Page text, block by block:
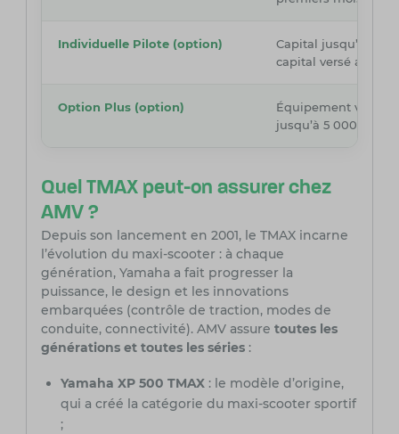
Individuelle Pilote (option)
Capital jusqu’à 800
capital versé aux
Option Plus (option)
Équipement
jusqu’à 5 000 €,
Quel TMAX peut-on assurer chez
AMV ?
Depuis son lancement en 2001, le TMAX incarne
l’évolution du maxi-scooter : à chaque
génération, Yamaha a fait progresser la
puissance, le design et les innovations
embarquées (contrôle de traction, modes de
conduite, connectivité). AMV assure toutes les
générations et toutes les séries:
Yamaha XP 500 TMAX: le modèle d’origine,
qui a créé la catégorie du maxi-scooter sportif
;